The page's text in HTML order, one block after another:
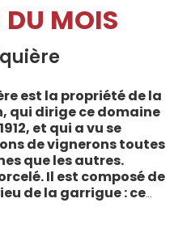
DU MOIS
est la propriété de la
qui dirige ce domaine
et qui a vu se
de vignerons toutes
que les autres.
Il est composé de
de la garrigue : ce
Caussiniojouls,